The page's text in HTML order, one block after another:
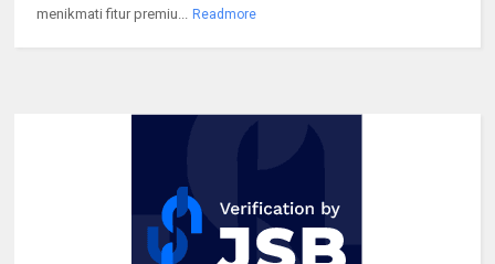
menikmati fitur premiu...
Readmore